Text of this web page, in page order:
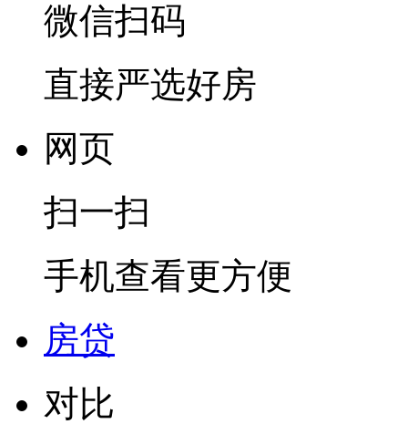
微信扫码
直接严选好房
网页
扫一扫
手机查看更方便
房贷
对比